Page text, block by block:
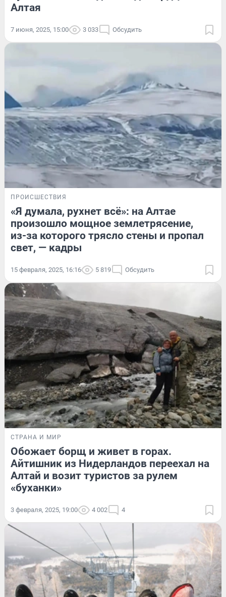
Алтая
7 июня, 2025, 15:00 3 033 Обсудить
ПРОИСШЕСТВИЯ
«Я думала, рухнет всё»: на Алтае
произошло мощное землетрясение,
из-за которого трясло стены и пропал
свет, — кадры
15 февраля, 2025, 16:16 5 819 Обсудить
СТРАНА И МИР
Обожает борщ и живет в горах.
Айтишник из Нидерландов переехал на
Алтай и возит туристов за рулем
«буханки»
3 февраля, 2025, 19:00 4 002 4